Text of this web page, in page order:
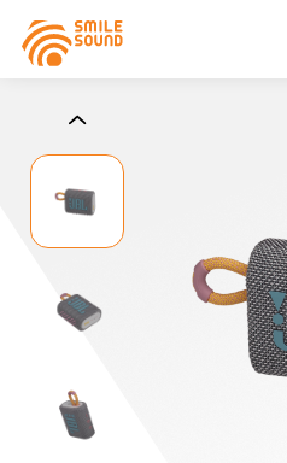
請選擇商品分類
請選擇分類